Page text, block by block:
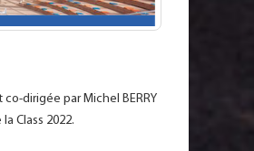
dirigée par Michel BERRY
Class 2022.